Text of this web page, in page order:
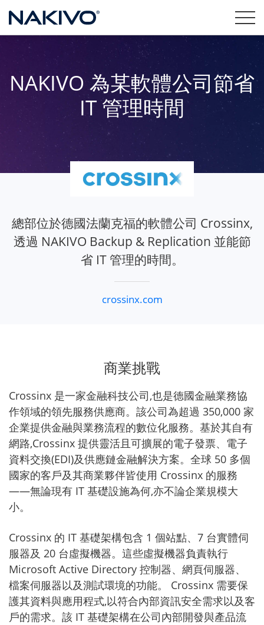
NAKIVO 為某軟體公司節省
IT 管理時間
總部位於德國法蘭克福的軟體公司 Crossinx,
透過 NAKIVO Backup & Replication 並能節
省 IT 管理的時間。
crossinx.com
商業挑戰
Crossinx 是一家金融科技公司,也是德國金融業務協
作領域的領先服務供應商。該公司為超過 350,000 家
企業提供金融與業務流程的數位化服務。基於其自有
網路,Crossinx 提供靈活且可擴展的電子發票、電子
資料交換(EDI)及供應鏈金融解決方案。全球 50 多個
國家的客戶及其商業夥伴皆使用 Crossinx 的服務
——無論現有 IT 基礎設施為何,亦不論企業規模大
小。
Crossinx 的 IT 基礎架構包含 1 個站點、7 台實體伺
服器及 20 台虛擬機器。這些虛擬機器負責執行
Microsoft Active Directory 控制器、網頁伺服器、
檔案伺服器以及測試環境的功能。 Crossinx 需要保
護其資料與應用程式,以符合內部資訊安全需求以及客
戶的需求。該 IT 基礎架構在公司內部開發與產品流